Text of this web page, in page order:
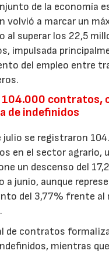
de la economía
volvió a marcar un
al superar los 22,5
impulsada
del empleo entre
104.000 contratos,
de indefinidos
julio se registraron
en el sector agrario,
un descenso del
a junio, aunque
del 3,77% frente al
de contratos
mientras